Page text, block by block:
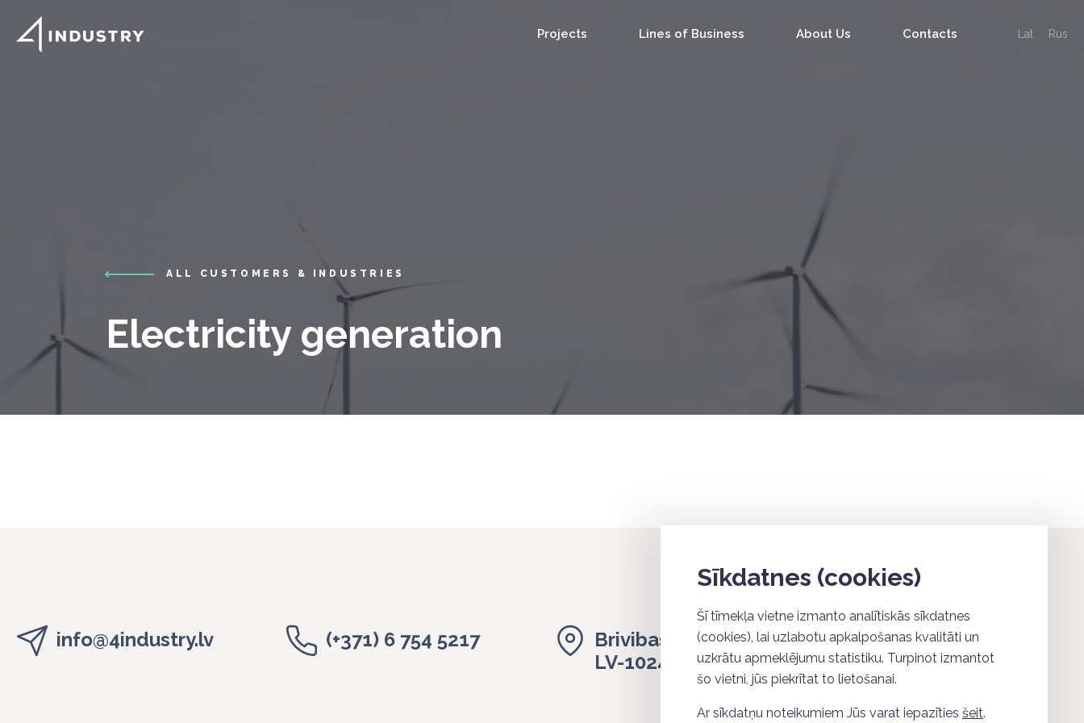
Projects Lines of Business About Us Contacts Lat Rus
ALL CUSTOMERS & INDUSTRIES
Electricity generation
info@4industry.lv (+371) 6 754 5217
Brivibas gatve 403
LV-1024, Riga, Latvia
Sīkdatnes (cookies)
Šī tīmekļa vietne izmanto analītiskās sīkdatnes
(cookies), lai uzlabotu apkalpošanas kvalitāti un
uzkrātu apmeklējumu statistiku. Turpinot izmantot
šo vietni, jūs piekrītat to lietošanai.
Ar sīkdatņu noteikumiem Jūs varat iepazīties šeit.